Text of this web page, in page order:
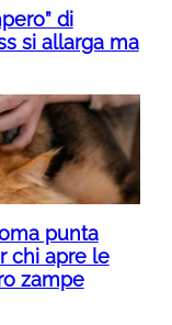
di
si allarga ma
punta
chi apre le
zampe